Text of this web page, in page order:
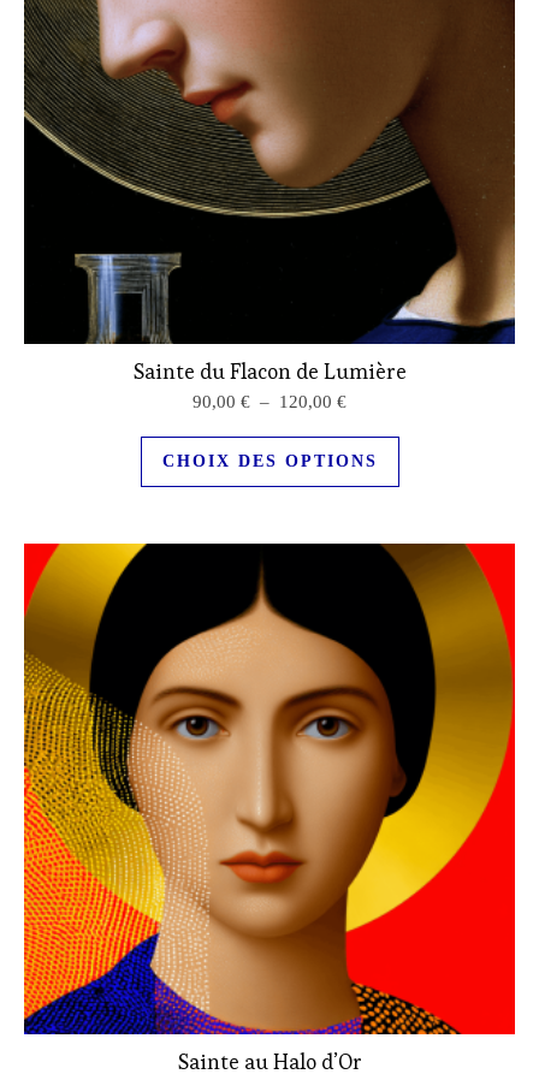
Sainte du Flacon de Lumière
90,00 € – 120,00 €Plage de prix : 90,00 € à
CHOIX DES OPTIONS
Ce produit a
Sainte au Halo d’Or